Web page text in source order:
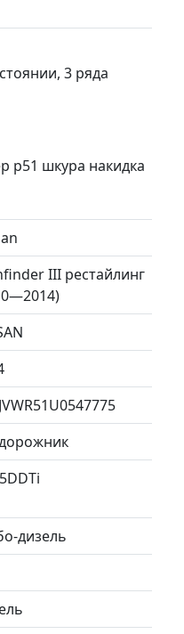
3 ряда
р51 шкура накидка
III рестайлинг
дизель